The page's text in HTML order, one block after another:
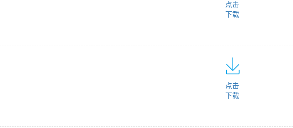
点击
下载
点击
下载